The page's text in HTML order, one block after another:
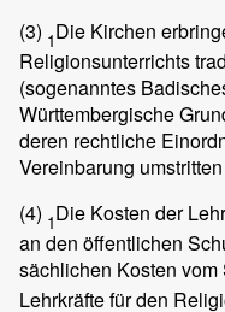
(3) 1Die Kirchen
Religionsunterrichts
(sogenanntes
Württembergische
deren rechtliche
Vereinbarung
(4) 1Die Kosten der
an den öffentlichen
sächlichen Kosten vom
Lehrkräfte für den